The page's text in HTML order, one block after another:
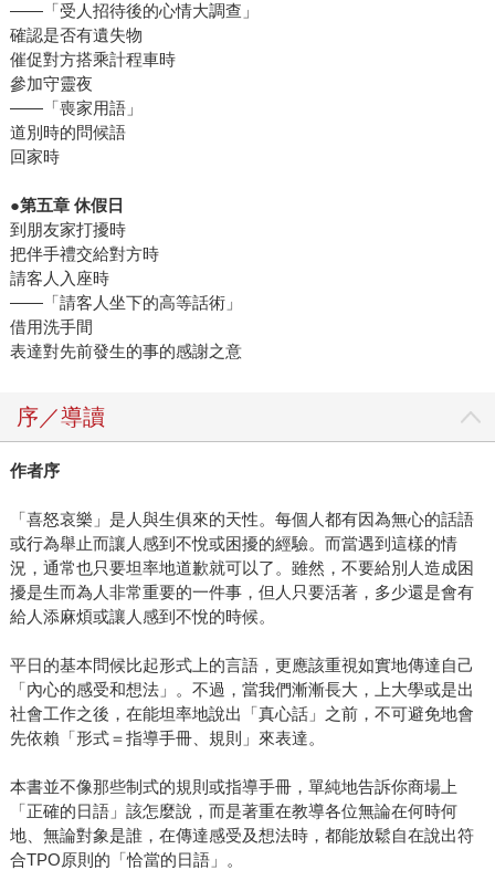
——「受人招待後的心情大調查」
確認是否有遺失物
催促對方搭乘計程車時
參加守靈夜
——「喪家用語」
道別時的問候語
回家時
●第五章 休假日
到朋友家打擾時
把伴手禮交給對方時
請客人入座時
——「請客人坐下的高等話術」
借用洗手間
表達對先前發生的事的感謝之意
序／導讀
作者序
「喜怒哀樂」是人與生俱來的天性。每個人都有因為無心的話語
或行為舉止而讓人感到不悅或困擾的經驗。而當遇到這樣的情
況，通常也只要坦率地道歉就可以了。雖然，不要給別人造成困
擾是生而為人非常重要的一件事，但人只要活著，多少還是會有
給人添麻煩或讓人感到不悅的時候。
平日的基本問候比起形式上的言語，更應該重視如實地傳達自己
「內心的感受和想法」。不過，當我們漸漸長大，上大學或是出
社會工作之後，在能坦率地說出「真心話」之前，不可避免地會
先依賴「形式＝指導手冊、規則」來表達。
本書並不像那些制式的規則或指導手冊，單純地告訴你商場上
「正確的日語」該怎麼說，而是著重在教導各位無論在何時何
地、無論對象是誰，在傳達感受及想法時，都能放鬆自在說出符
合TPO原則的「恰當的日語」。